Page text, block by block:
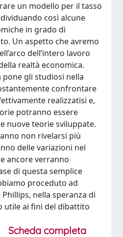
un modello per il tasso
così alcune
in grado di
Un aspetto che avremo
dell’intero lavoro
realtà economica.
gli studiosi nella
confrontare
realizzatisi e,
potranno essere
nuove teorie sviluppate.
non rivelarsi più
delle variazioni nel
ancore verranno
di questa semplice
proceduto ad
nella speranza di
ai fini del dibattito
Scheda completa